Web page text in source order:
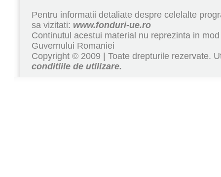
Pentru informatii detaliate despre celelalte
sa vizitati: www.fonduri-ue.ro
Continutul acestui material nu reprezinta in
Guvernului Romaniei
Copyright © 2009 | Toate drepturile rezervate.
conditiile de utilizare.